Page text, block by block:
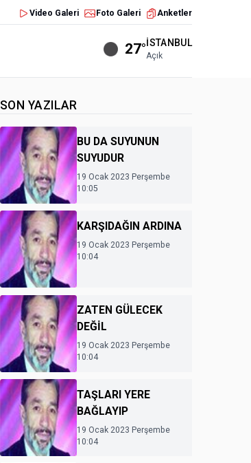
Video Galeri Foto Galeri Anketler
27°İSTANBUL
Açık
SON YAZILAR
BU DA SUYUNUN
SUYUDUR
19 Ocak 2023 Perşembe
10:05
KARŞIDAĞIN ARDINA
19 Ocak 2023 Perşembe
10:04
ZATEN GÜLECEK
DEĞİL
19 Ocak 2023 Perşembe
10:04
TAŞLARI YERE
BAĞLAYIP
19 Ocak 2023 Perşembe
10:04